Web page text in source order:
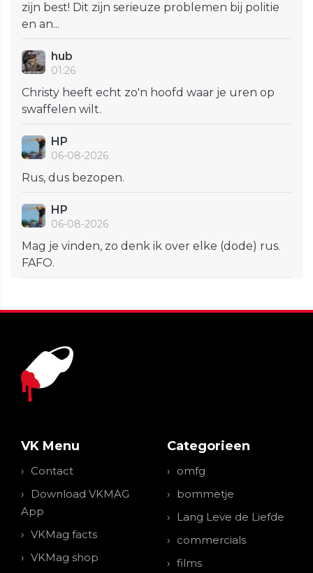
zijn best! Dit zijn serieuze problemen bij politie
en an...
hub
01:26
Christy heeft echt zo'n hoofd waar je uren op
swaffelen wilt.
HP
06-08-2026
Rus, dus bezopen.
HP
06-08-2026
Mag je vinden, zo denk ik over elke (dode) rus.
FAFO.
VK Menu
Contact
Download VKMAG
App
VKMag facts
VKMag shop
Categorieen
omfg
bommetje
Lang Leve de Liefde
commercials
films